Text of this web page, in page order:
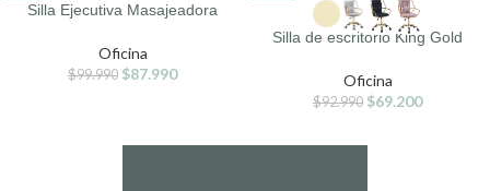
Silla Ejecutiva Masajeadora
Oficina
$99.990 $87.990
Silla de escritorio King Gold
Oficina
$92.990 $69.200